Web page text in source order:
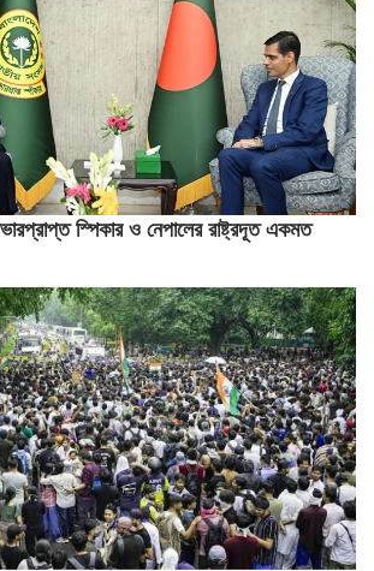
স্পিকার ও নেপালের রাষ্ট্রদূত একমত